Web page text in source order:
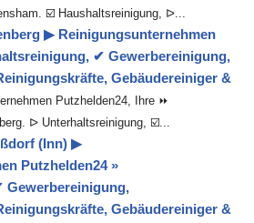
☑️ Haushaltsreinigung, ᐅ...
▶︎ Reinigungsunternehmen
✔ Gewerbereinigung,
Gebäudereiniger &
Putzhelden24, Ihre ⏩
ᐅ Unterhaltsreinigung, ☑️...
(Inn) ▶︎
Putzhelden24 »
Gewerbereinigung,
Gebäudereiniger &